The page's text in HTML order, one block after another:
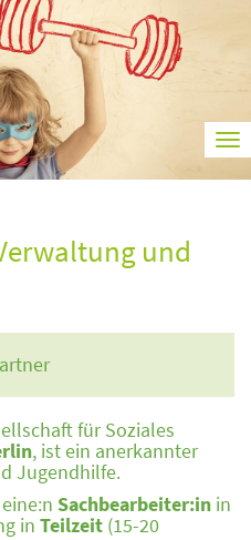
und
für Soziales
, ist ein anerkannter
Jugendhilfe.
Sachbearbeiter:in in
in Teilzeit (15-20